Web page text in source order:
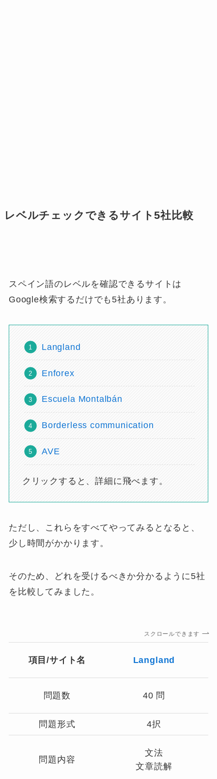
レベルチェックできるサイト5社比較
スペイン語のレベルを確認できるサイトは
Google検索するだけでも5社あります。
Langland
Enforex
Escuela Montalbán
Borderless communication
AVE
クリックすると、詳細に飛べます。
ただし、これらをすべてやってみるとなると、
少し時間がかかります。
そのため、どれを受けるべきか分かるように5社
を比較してみました。
スクロールできます
項目/サイト名 Langland
問題数 40 問
問題形式 4択
問題内容
文法
文章読解